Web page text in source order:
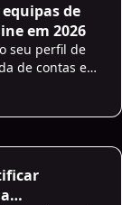
de
em 2026
seu perfil de
de contas e
de 30 dias